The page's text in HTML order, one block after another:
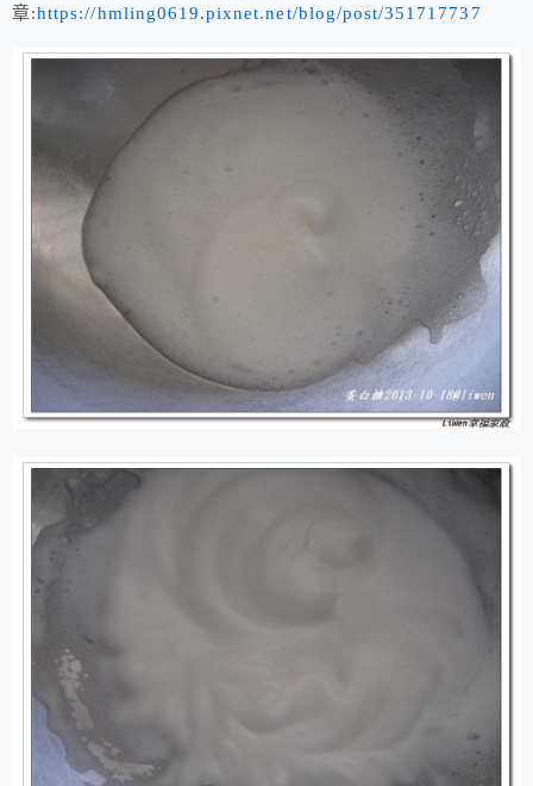
章:https://hmling0619.pixnet.net/blog/post/351717737